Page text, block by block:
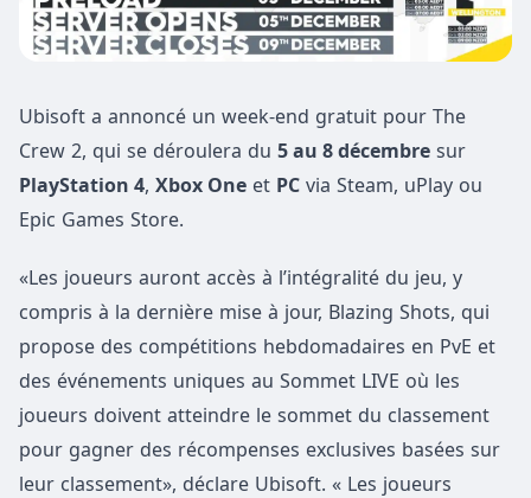
Ubisoft a annoncé un week-end gratuit pour The
Crew 2, qui se déroulera du 5 au 8 décembre sur
PlayStation 4, Xbox One et PC via Steam, uPlay ou
Epic Games Store.
«Les joueurs auront accès à l’intégralité du jeu, y
compris à la dernière mise à jour, Blazing Shots, qui
propose des compétitions hebdomadaires en PvE et
des événements uniques au Sommet LIVE où les
joueurs doivent atteindre le sommet du classement
pour gagner des récompenses exclusives basées sur
leur classement», déclare Ubisoft. « Les joueurs